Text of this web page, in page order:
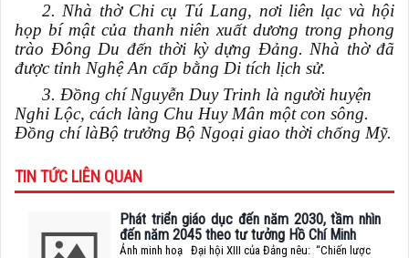
2. Nhà thờ Chi cụ Tú Lang, nơi liên lạc và hội
họp bí mật của thanh niên xuất dương trong phong
trào Đông Du đến thời kỳ dựng Đảng. Nhà thờ đã
được tỉnh Nghệ An cấp bằng Di tích lịch sử.
3. Đồng chí Nguyễn Duy Trinh là người huyện
Nghi Lộc, cách làng Chu Huy Mân một con sông.
Đồng chí làBộ trưởng Bộ Ngoại giao thời chống Mỹ.
TIN TỨC LIÊN QUAN
Phát triển giáo dục đến năm 2030, tầm nhìn
đến năm 2045 theo tư tưởng Hồ Chí Minh
Ảnh minh hoạ Đại hội XIII của Đảng nêu: “Chiến lược